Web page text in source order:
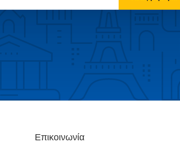
Επικοινωνία